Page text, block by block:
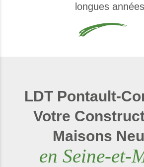
longues
LDT Pontault-
Votre
Maisons
en Seine-et-